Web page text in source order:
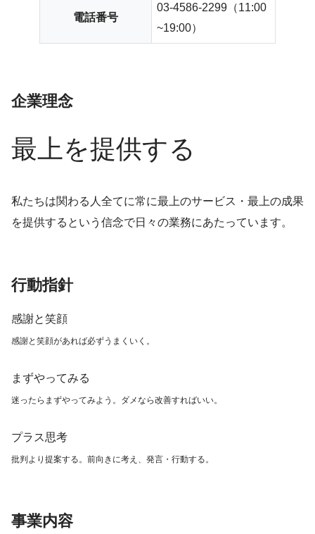
電話番号
03-4586-2299（11:00
~19:00）
企業理念
最上を提供する
私たちは関わる人全てに常に最上のサービス・最上の成果
を提供するという信念で日々の業務にあたっています。
行動指針
感謝と笑顔
感謝と笑顔があれば必ずうまくいく。
まずやってみる
迷ったらまずやってみよう。ダメなら改善すればいい。
プラス思考
批判より提案する。前向きに考え、発言・行動する。
事業内容